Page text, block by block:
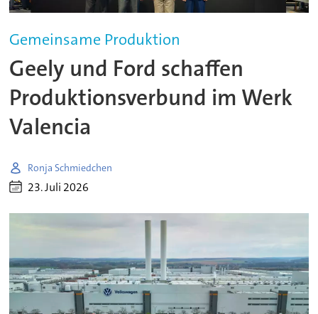
Gemeinsame Produktion
Geely und Ford schaffen
Produktionsverbund im Werk
Valencia
Ronja Schmiedchen
23. Juli 2026